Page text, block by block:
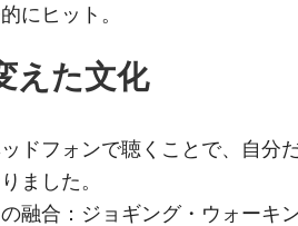
にヒット。
えた文化
ッドフォンで聴くことで、自分
ました。
融合 ：ジョギング・ウォーキ